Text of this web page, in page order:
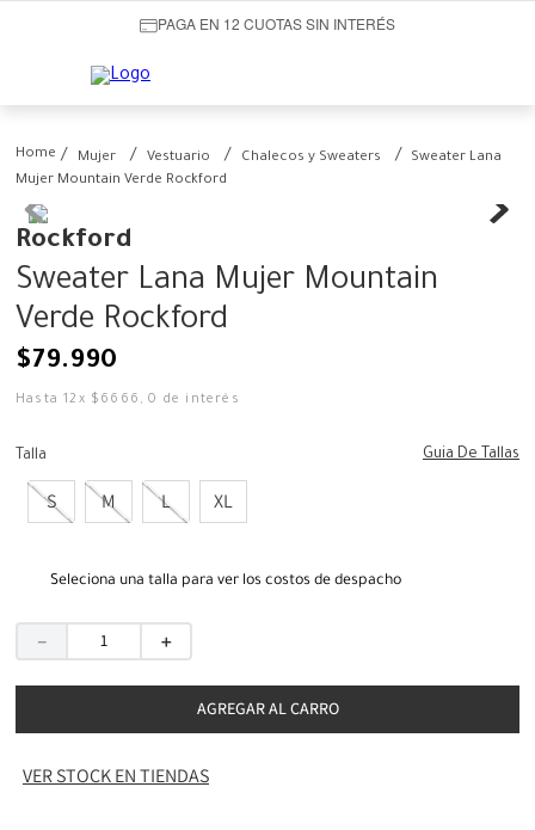
PAGA EN 12 CUOTAS SIN INTERÉS
Mujer Vestuario Chalecos y Sweaters
Sweater Lana
Mujer Mountain Verde Rockford
Rockford
Sweater Lana Mujer Mountain
Verde Rockford
$79.990
Hasta12 x $ 6666 ,0 de interés
Talla Guia De Tallas
S M L XL
Seleciona una talla para ver los costos de despacho
＋
－
AGREGAR AL CARRO
VER STOCK EN TIENDAS